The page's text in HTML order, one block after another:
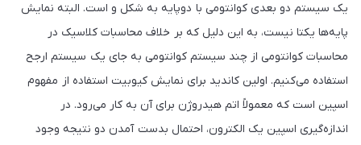
یک سیستم دو بعدی کوانتومی با دوپایه به شکل و است. البته نمایش
پایه‌ها یکتا نیست، به این دلیل که بر خلاف محاسبات کلاسیک در
محاسبات کوانتومی از چند سیستم کوانتومی به جای یک سیستم ارجح
استفاده می‌کنیم. اولین کاندید برای نمایش کیوبیت استفاده از مفهوم
اسپین است که معمولاً اتم هیدروژن برای آن به کار می‌رود. در
اندازه‌گیری اسپین یک الکترون، احتمال بدست آمدن دو نتیجه وجود